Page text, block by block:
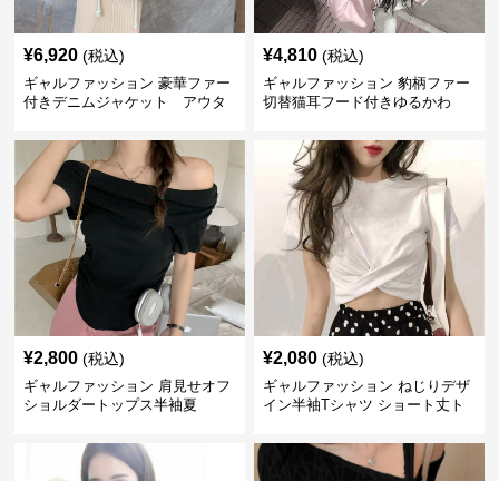
¥6,920 (税込)
ギャルファッション 豪華ファー
付きデニムジャケット アウタ
¥4,810 (税込)
ギャルファッション 豹柄ファー
切替猫耳フード付きゆるかわ
¥2,800 (税込)
ギャルファッション 肩見せオフ
ショルダートップス半袖夏
¥2,080 (税込)
ギャルファッション ねじりデザ
イン半袖Tシャツ ショート丈ト